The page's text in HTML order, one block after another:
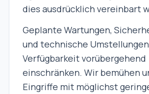
dies ausdrücklich vereinbart
Geplante Wartungen,
und technische
Verfügbarkeit vorübergehend
einschränken. Wir bemühen
Eingriffe mit möglichst